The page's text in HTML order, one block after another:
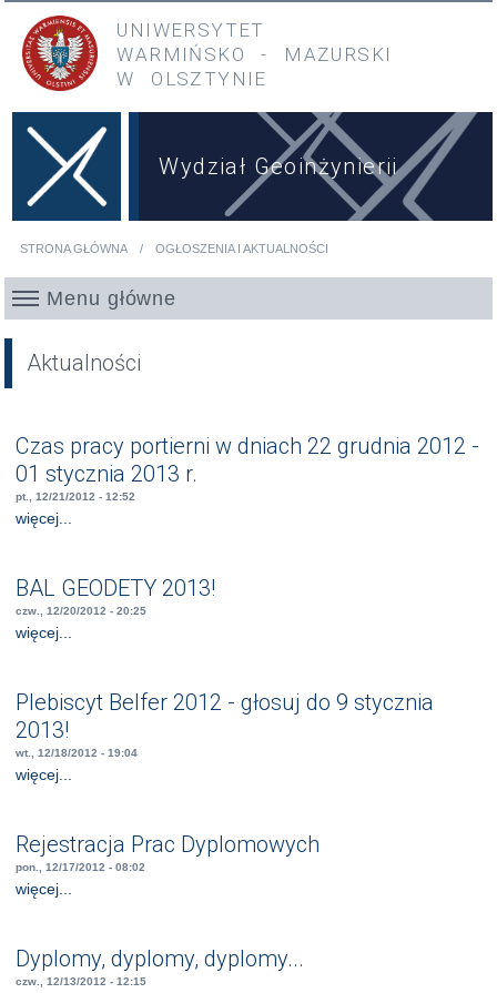
Przejdź do treści
Przejdź do menu głównego
UNIWERSYTET
WARMIŃSKO
- MAZURSKI
W OLSZTYNIE
Wydział Geoinżynierii
STRONA GŁÓWNA OGŁOSZENIA I AKTUALNOŚCI
Menu główne
Aktualności
Czas pracy portierni w dniach 22 grudnia 2012 -
01 stycznia 2013 r.
pt., 12/21/2012 - 12:52
więcej...
BAL GEODETY 2013!
czw., 12/20/2012 - 20:25
więcej...
Plebiscyt Belfer 2012 - głosuj do 9 stycznia
2013!
wt., 12/18/2012 - 19:04
więcej...
Rejestracja Prac Dyplomowych
pon., 12/17/2012 - 08:02
więcej...
Dyplomy, dyplomy, dyplomy...
czw., 12/13/2012 - 12:15